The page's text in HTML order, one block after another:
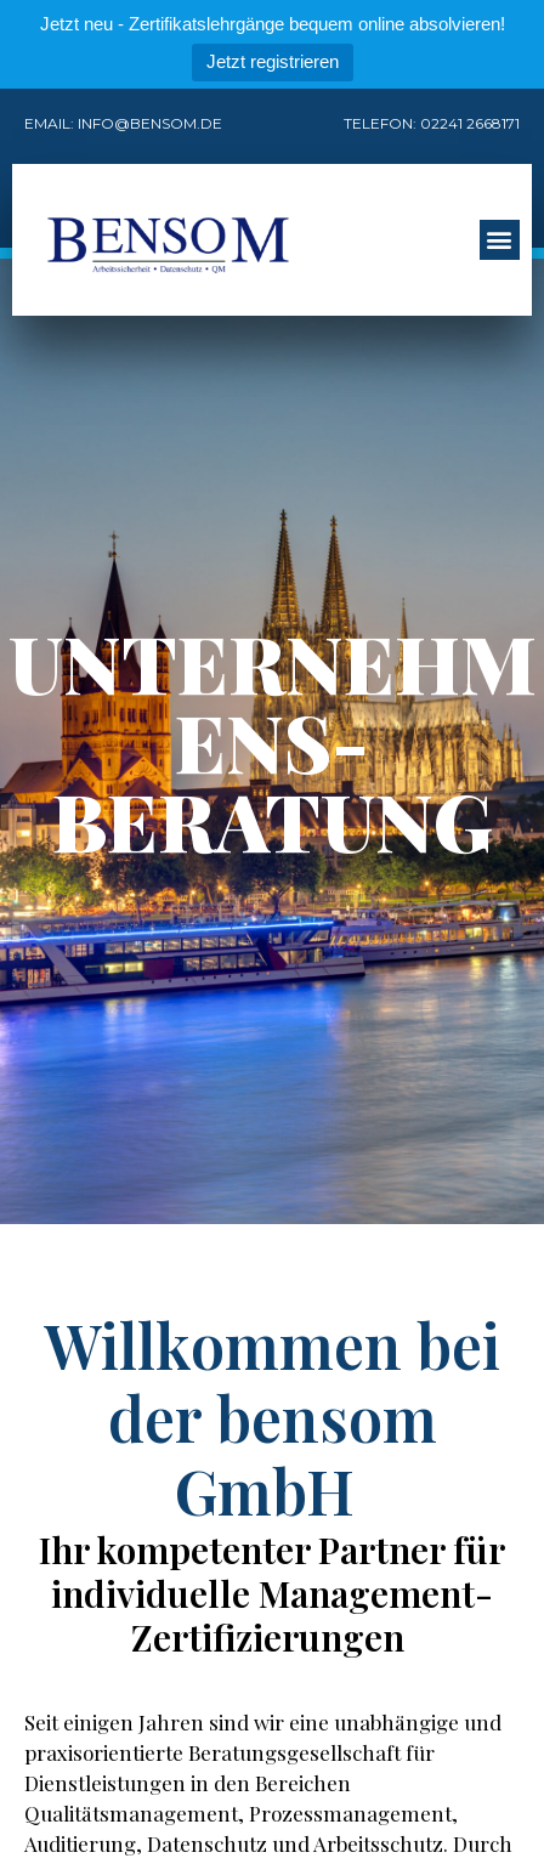
Jetzt neu - Zertifikatslehrgänge bequem online absolvieren!
Jetzt registrieren
EMAIL: INFO@BENSOM.DE TELEFON: 02241 2668171
UNTERNEHM
ENS-
BERATUNG
Willkommen bei
der bensom
GmbH
Ihr kompetenter Partner für
individuelle Management-
Zertifizierungen
Seit einigen Jahren sind wir eine unabhängige und
praxisorientierte Beratungsgesellschaft für
Dienstleistungen in den Bereichen
Qualitätsmanagement, Prozessmanagement,
Auditierung, Datenschutz und Arbeitsschutz. Durch